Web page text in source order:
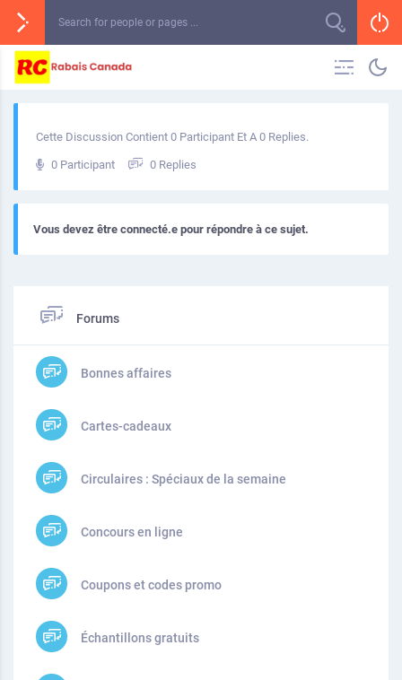
Cette Discussion Contient 0 Participant Et A 0 Replies.
0 Participant 0 Replies
Vous devez être connecté.e pour répondre à ce sujet.
Forums
Bonnes affaires
Cartes-cadeaux
Circulaires : Spéciaux de la semaine
Concours en ligne
Coupons et codes promo
Échantillons gratuits